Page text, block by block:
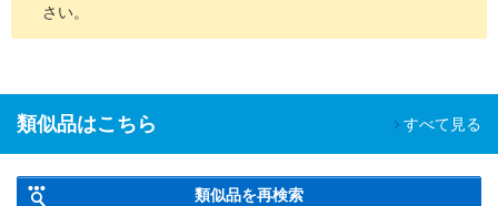
さい。
類似品はこちら すべて見る
類似品を再検索